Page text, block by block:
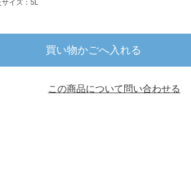
イズ：5L
買い物かごへ入れる
この商品について問い合わせる